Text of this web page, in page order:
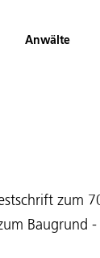
Anwälte
zum
zum